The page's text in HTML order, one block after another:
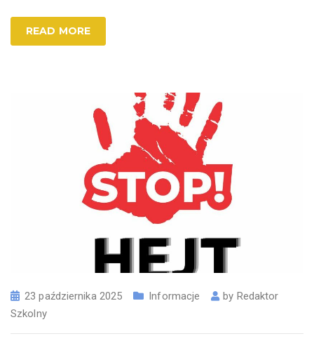
READ MORE
23 października 2025 Informacje by Redaktor
Szkolny